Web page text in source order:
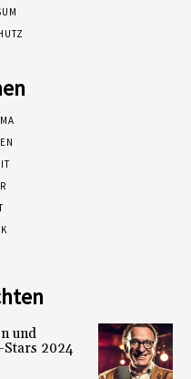
und
2024